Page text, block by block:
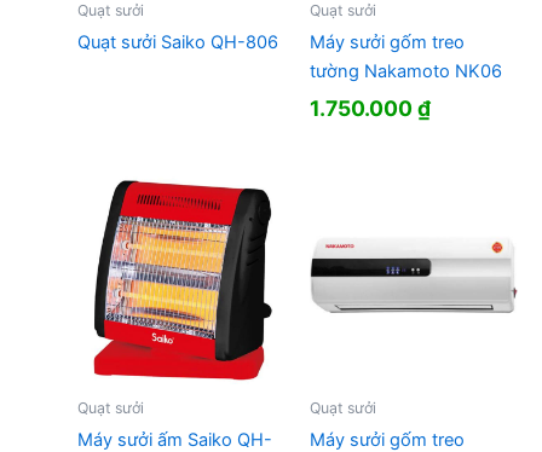
Quạt sưởi
Quạt sưởi Saiko QH-806
Quạt sưởi
Máy sưởi gốm treo
tường Nakamoto NK06
1.750.000₫
Quạt sưởi
Máy sưởi ấm Saiko QH-
Quạt sưởi
Máy sưởi gốm treo